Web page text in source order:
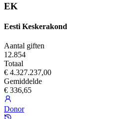
EK
Eesti Keskerakond
Aantal giften
12.854
Totaal
€ 4.327.237,00
Gemiddelde
€ 336,65
Donor